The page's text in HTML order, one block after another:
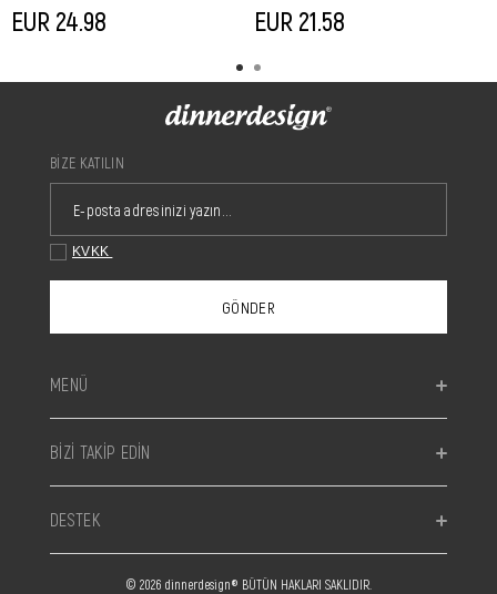
EUR 24,98 EUR 21,58
BİZE KATILIN
GÖNDER
KVKK
MENÜ
BİZİ TAKİP EDİN
DESTEK
© 2026 dinnerdesign® BÜTÜN HAKLARI SAKLIDIR.